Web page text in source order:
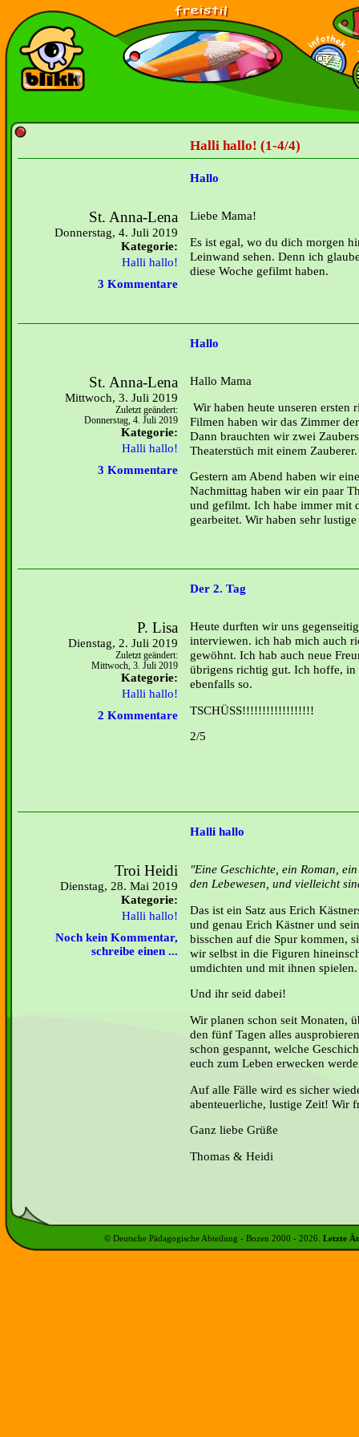
Halli hallo! (1-4/4)
Hallo
St. Anna-Lena
Donnerstag, 4. Juli 2019
Kategorie:
Halli hallo!
3 Kommentare
Liebe Mama!
Es ist egal, wo du dich morgen
Leinwand sehen. Denn ich
diese Woche gefilmt haben.
Hallo
St. Anna-Lena
Mittwoch, 3. Juli 2019
Zuletzt geändert:
Donnerstag, 4. Juli 2019
Kategorie:
Halli hallo!
3 Kommentare
Hallo Mama
Wir haben heute unseren
Filmen haben wir das Zimmer
Dann brauchten wir zwei
Theaterstüch mit einem Zauberer.
Gestern am Abend haben wir
Nachmittag haben wir ein paar
und gefilmt. Ich habe immer mit
gearbeitet. Wir haben sehr
Der 2. Tag
P. Lisa
Dienstag, 2. Juli 2019
Zuletzt geändert:
Mittwoch, 3. Juli 2019
Kategorie:
Halli hallo!
2 Kommentare
Heute durften wir uns
interviewen. ich hab mich auch
gewöhnt. Ich hab auch neue
übrigens richtig gut. Ich hoffe, in
ebenfalls so.
TSCHÜSS!!!!!!!!!!!!!!!!!!
2/5
Halli hallo
Troi Heidi
Dienstag, 28. Mai 2019
Kategorie:
Halli hallo!
Noch kein Kommentar,
schreibe einen ...
"Eine Geschichte, ein Roman,
den Lebewesen, und vielleicht
Das ist ein Satz aus Erich
und genau Erich Kästner und
bisschen auf die Spur kommen,
wir selbst in die Figuren
umdichten und mit ihnen spielen.
Und ihr seid dabei!
Wir planen schon seit Monaten,
den fünf Tagen alles
schon gespannt, welche
euch zum Leben erwecken
Auf alle Fälle wird es sicher
abenteuerliche, lustige Zeit! Wir
Ganz liebe Grüße
Thomas & Heidi
© Deutsche Pädagogische Abteilung - Bozen 2000 - 2026 Letzte